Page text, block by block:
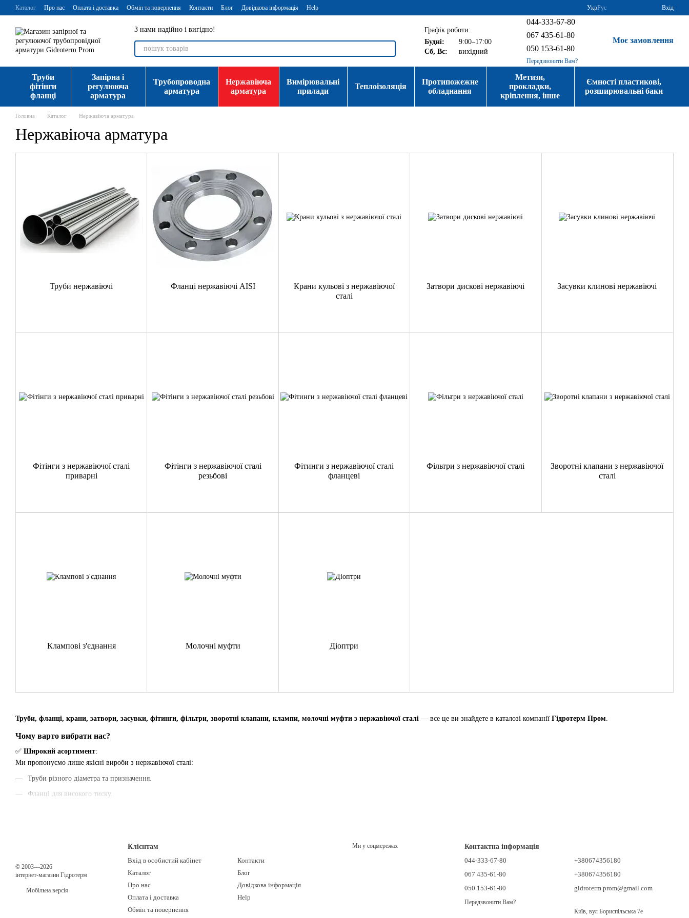
Перейти до основного контенту
Каталог Про нас Оплата і доставка Обмін та повернення Контакти Блог Довідкова інформація Help УкрРус Вхід
З нами надійно і вигідно!
Графік роботи:
Будні:
9:00–17:00
Сб, Вс:
вихідний
044-333-67-80
067 435-61-80
050 153-61-80
Передзвонити Вам?
Моє замовлення
Труби
фітінги
фланці
Запірна і
регулююча
арматура
Трубопроводна
арматура
Нержавіюча
арматура
Вимірювальні
прилади
Теплоізоляція
Протипожежне
обладнання
Метизи,
прокладки,
кріплення, інше
Ємності пластикові,
розширювальні баки
Головна Каталог Нержавіюча арматура
Нержавіюча арматура
Труби, фланці, крани, затвори, засувки, фітинги, фільтри, зворотні клапани, клампи, молочні муфти з нержавіючої сталі — все це ви знайдете в каталозі компанії Гідротерм Пром.
Чому варто вибрати нас?
✅ Широкий асортимент:
Ми пропонуємо лише якісні вироби з нержавіючої сталі:
Труби різного діаметра та призначення.
Фланці для високого тиску.
✅
Детальні описи, характеристики та фотографії допоможуть вам обрати потрібний товар безпосередньо на сайті.
Труби нержавіючі Фланці нержавіючі AISI
Крани кульові з нержавіючої
сталі
Затвори дискові нержавіючі Засувки клинові нержавіючі
Фітінги з нержавіючої сталі
приварні
Фітінги з нержавіючої сталі
резьбові
Фітинги з нержавіючої сталі
фланцеві
Фільтри з нержавіючої сталі
Зворотні клапани з нержавіючої
сталі
Клампові з'єднання Молочні муфти Діоптри
© 2003—2026
інтернет-магазин Гідротерм
Мобільна версія
Клієнтам
Вхід в особистий кабінет
Каталог
Про нас
Оплата і доставка
Обмін та повернення
Контакти
Блог
Довідкова інформація
Help
Ми у соцмережах
Контактна інформація
044-333-67-80
067 435-61-80
050 153-61-80
Передзвонити Вам?
+380674356180
+380674356180
gidroterm.prom@gmail.com
Київ, вул Бориспільська 7е